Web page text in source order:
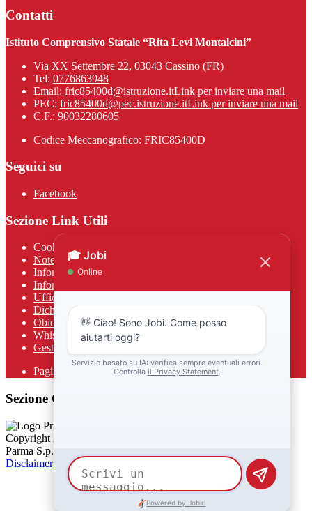
Contatti
Istituto Comprensivo Statale “Rita Levi Montalcini”
Via XX Settembre 22, 03043 Cassino (FR)
Tel: 0776863948
Email: fric85400d@istruzione.itLink per inviare una mail
PEC: fric85400d@pec.istruzione.itLink per inviare una mail
C.F.: 90032280605
Codice Meccanografico: FRIC85400D
Seguici su
Facebook
Sezione Link Utili
Cookie policy
Note legali
Informativa Privacy
Informativa Privacy chatbot Jobi
Ufficio Relazioni con il Pubblico
Dichiarazione di accessibilità
Obiettivi di accessibilità
Whistleblowing
Gestione consensi cookie
Pagina visualizzata642volte
Sezione Copyright
Copyright 2026 | Engineered and powered by Gruppo Spaggiari
Parma S.p.A. | Divisione Publishing & New Social Media
Disclaimer trattamento dati personali